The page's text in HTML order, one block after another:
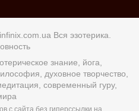
infinix.com.ua Вся эзотерика.
знание, йога,
духовное творчество,
современный гуру,
с сайта без гиперссылки на